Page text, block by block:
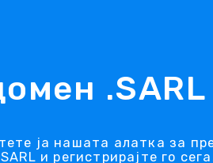
.SARL
ја нашата алатка за
и регистрирајте го